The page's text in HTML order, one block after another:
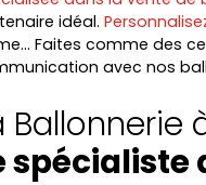
idéal.
Faites comme des
avec nos
Ballonnerie